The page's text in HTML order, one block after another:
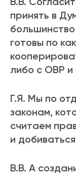
принять в
готовы по
либо с ОВР и
Г.Я. Мы по
законам,
считаем
и
В.В. А